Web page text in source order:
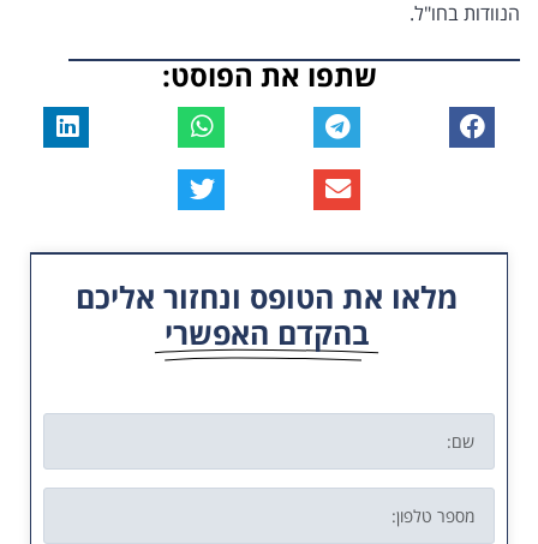
הנוודות בחו"ל.
שתפו את הפוסט:
מלאו את הטופס ונחזור אליכם
בהקדם האפשרי